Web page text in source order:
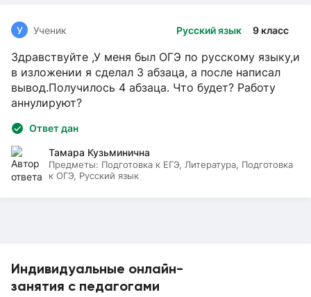
Индивидуальные онлайн-
занятия с педагогами
Русский язык 9 класс
У Ученик
Здравствуйте ,У меня был ОГЭ по русскому языку,и
в изложении я сделал 3 абзаца, а после написал
вывод.Получилось 4 абзаца. Что будет? Работу
аннулируют?
Ответ дан
Тамара Кузьминична
Предметы: Подготовка к ЕГЭ, Литература, Подготовка
к ОГЭ, Русский язык